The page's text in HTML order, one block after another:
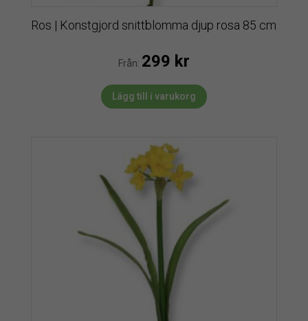
Ros | Konstgjord snittblomma djup rosa 85 cm
Från: 299 kr
Lägg till i varukorg